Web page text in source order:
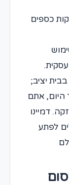
כספים
יציב;
היום, אתם
דמיינו
לפתע